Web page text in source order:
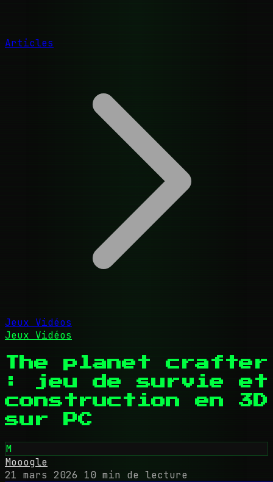
Articles
Jeux Vidéos
Jeux Vidéos
The planet crafter
: jeu de survie et
construction en 3D
sur PC
M
Mooogle
21 mars 2026
10 min de lecture